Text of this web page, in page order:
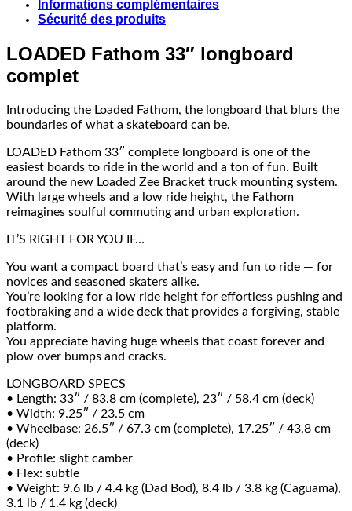
Informations complémentaires
Sécurité des produits
LOADED Fathom 33″ longboard
complet
Introducing the Loaded Fathom, the longboard that blurs the
boundaries of what a skateboard can be.
LOADED Fathom 33″ complete longboard is one of the
easiest boards to ride in the world and a ton of fun. Built
around the new Loaded Zee Bracket truck mounting system.
With large wheels and a low ride height, the Fathom
reimagines soulful commuting and urban exploration.
IT’S RIGHT FOR YOU IF…
You want a compact board that’s easy and fun to ride — for
novices and seasoned skaters alike.
You’re looking for a low ride height for effortless pushing and
footbraking and a wide deck that provides a forgiving, stable
platform.
You appreciate having huge wheels that coast forever and
plow over bumps and cracks.
LONGBOARD SPECS
• Length: 33″ / 83.8 cm (complete), 23″ / 58.4 cm (deck)
• Width: 9.25″ / 23.5 cm
• Wheelbase: 26.5″ / 67.3 cm (complete), 17.25″ / 43.8 cm
(deck)
• Profile: slight camber
• Flex: subtle
• Weight: 9.6 lb / 4.4 kg (Dad Bod), 8.4 lb / 3.8 kg (Caguama),
3.1 lb / 1.4 kg (deck)